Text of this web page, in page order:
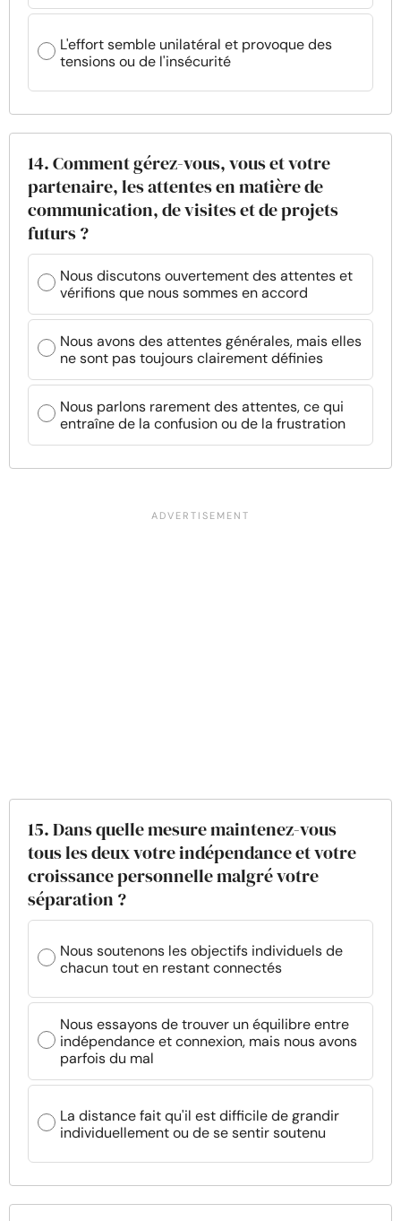
L'effort semble unilatéral et provoque des
tensions ou de l'insécurité
14. Comment gérez-vous, vous et votre
partenaire, les attentes en matière de
communication, de visites et de projets
futurs ?
Nous discutons ouvertement des attentes et
vérifions que nous sommes en accord
Nous avons des attentes générales, mais elles
ne sont pas toujours clairement définies
Nous parlons rarement des attentes, ce qui
entraîne de la confusion ou de la frustration
15. Dans quelle mesure maintenez-vous
tous les deux votre indépendance et votre
croissance personnelle malgré votre
séparation ?
Nous soutenons les objectifs individuels de
chacun tout en restant connectés
Nous essayons de trouver un équilibre entre
indépendance et connexion, mais nous avons
parfois du mal
La distance fait qu'il est difficile de grandir
individuellement ou de se sentir soutenu